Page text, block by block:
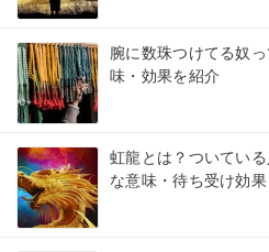
腕に数珠つけてる奴
味・効果を紹介
虹龍とは？ついてい
な意味・待ち受け効果